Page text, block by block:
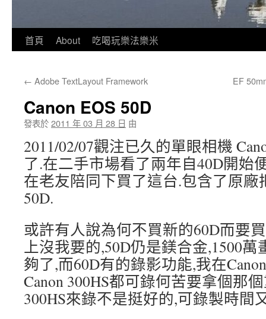
跳
內
容
首頁 About 吃喝玩樂法樂米
← Adobe TextLayout Framework EF
Canon EOS 50D
發表於2011 年 03 月 28 日 由
2011/02/07觀注已久的單眼相機
了.在二手市場看了兩年自40D開始
在老友陪同下買了這台.包含了原廠
50D.
或許有人說為何不買新的60D而要
上沒我要的,50D仍是鎂合金,1500
夠了,而60D有的錄影功能,我在
Canon 300HS都可錄何苦要拿個那
300HS來錄不是挺好的,可錄製時間